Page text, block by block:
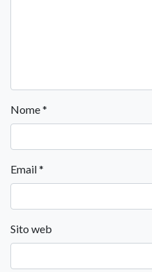
Nome*
Email*
Sito web